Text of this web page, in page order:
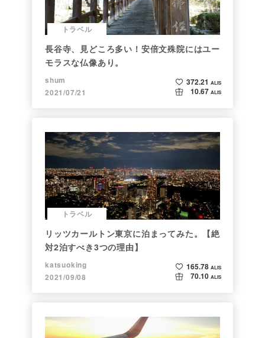
トラベル
長谷寺、見どころ多い！安倍文殊院にはユー
モラスな仏像あり。
shum
2021/07/21
372.21 ALIS
10.67 ALIS
トラベル
リッツカールトン東京に泊まってみた。【絶
対2泊すべき3つの理由】
katsuoking
2021/09/08
165.78 ALIS
70.10 ALIS